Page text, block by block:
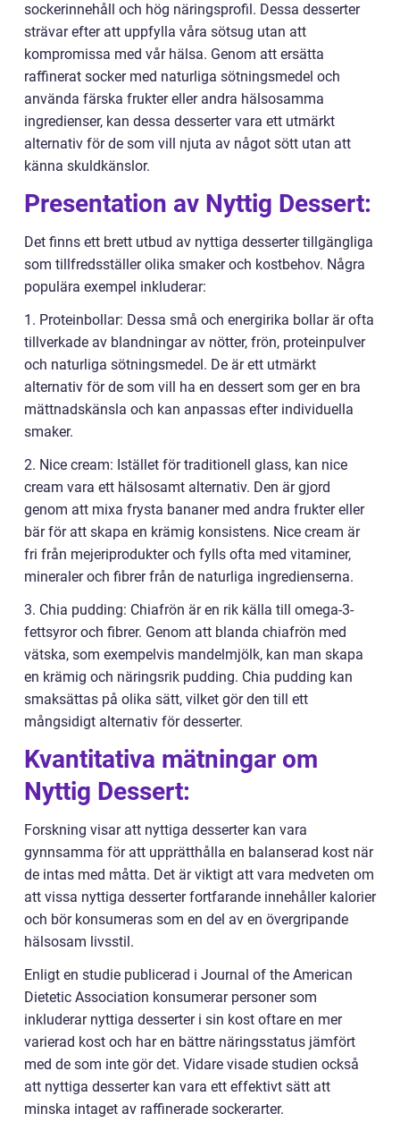
sockerinnehåll och hög näringsprofil. Dessa desserter
strävar efter att uppfylla våra sötsug utan att
kompromissa med vår hälsa. Genom att ersätta
raffinerat socker med naturliga sötningsmedel och
använda färska frukter eller andra hälsosamma
ingredienser, kan dessa desserter vara ett utmärkt
alternativ för de som vill njuta av något sött utan att
känna skuldkänslor.
Presentation av Nyttig Dessert:
Det finns ett brett utbud av nyttiga desserter tillgängliga
som tillfredsställer olika smaker och kostbehov. Några
populära exempel inkluderar:
1. Proteinbollar: Dessa små och energirika bollar är ofta
tillverkade av blandningar av nötter, frön, proteinpulver
och naturliga sötningsmedel. De är ett utmärkt
alternativ för de som vill ha en dessert som ger en bra
mättnadskänsla och kan anpassas efter individuella
smaker.
2. Nice cream: Istället för traditionell glass, kan nice
cream vara ett hälsosamt alternativ. Den är gjord
genom att mixa frysta bananer med andra frukter eller
bär för att skapa en krämig konsistens. Nice cream är
fri från mejeriprodukter och fylls ofta med vitaminer,
mineraler och fibrer från de naturliga ingredienserna.
3. Chia pudding: Chiafrön är en rik källa till omega-3-
fettsyror och fibrer. Genom att blanda chiafrön med
vätska, som exempelvis mandelmjölk, kan man skapa
en krämig och näringsrik pudding. Chia pudding kan
smaksättas på olika sätt, vilket gör den till ett
mångsidigt alternativ för desserter.
Kvantitativa mätningar om
Nyttig Dessert:
Forskning visar att nyttiga desserter kan vara
gynnsamma för att upprätthålla en balanserad kost när
de intas med måtta. Det är viktigt att vara medveten om
att vissa nyttiga desserter fortfarande innehåller kalorier
och bör konsumeras som en del av en övergripande
hälsosam livsstil.
Enligt en studie publicerad i Journal of the American
Dietetic Association konsumerar personer som
inkluderar nyttiga desserter i sin kost oftare en mer
varierad kost och har en bättre näringsstatus jämfört
med de som inte gör det. Vidare visade studien också
att nyttiga desserter kan vara ett effektivt sätt att
minska intaget av raffinerade sockerarter.